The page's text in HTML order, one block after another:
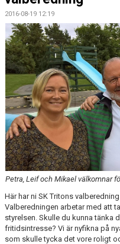
2016-08-19 12:19
Petra, Leif och Mikael välkomnar
Här har ni SK Tritons
Valberedningen arbetar med att
styrelsen. Skulle du kunna tänka
fritidsintresse? Vi är nyfikna på
som skulle tycka det vore roligt